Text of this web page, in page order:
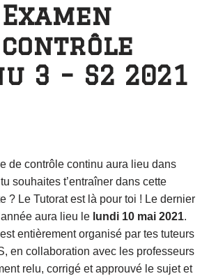
Examen
3 – S2 2021
de contrôle continu aura lieu dans
souhaites t’entraîner dans cette
? Le Tutorat est là pour toi ! Le dernier
aura lieu le lundi 10 mai 2021.
entièrement organisé par tes tuteurs
en collaboration avec les professeurs
relu, corrigé et approuvé le sujet et